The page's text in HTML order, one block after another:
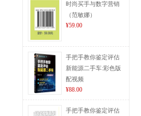
时尚买手与数字营销
（范敏娜）
¥59.00
手把手教你鉴定评估
新能源二手车:彩色版
配视频
¥88.00
手把手教你鉴定评估